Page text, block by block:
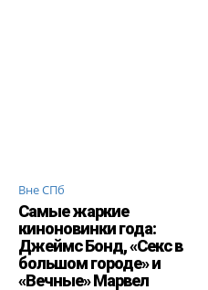
Вне СПб
Самые жаркие
киноновинки года:
Джеймс Бонд, «Секс в
большом городе» и
«Вечные» Марвел